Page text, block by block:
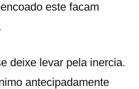
este facam
deixe levar pela inercia.
antecipadamente